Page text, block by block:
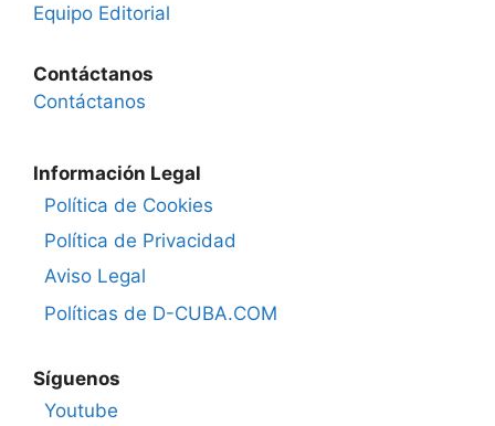
Equipo Editorial
Contáctanos
Contáctanos
Información Legal
Política de Cookies
Política de Privacidad
Aviso Legal
Políticas de D-CUBA.COM
Síguenos
Youtube